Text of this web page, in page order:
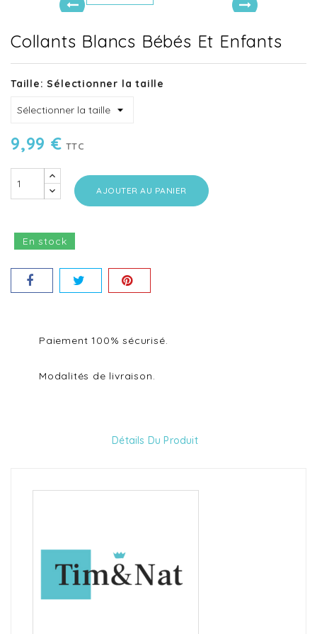
Collants Blancs Bébés Et Enfants
Taille: Sélectionner la taille
9,99 € TTC
AJOUTER AU PANIER
En stock
Paiement 100% sécurisé.
Modalités de livraison.
Détails Du Produit